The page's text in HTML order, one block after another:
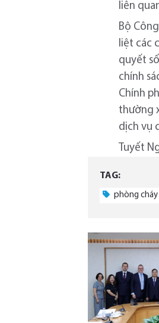
liên
Bộ
liệt các
quyết
chính
Chính
thường
dịch vụ
Tuyết
TAG:
phòng cháy